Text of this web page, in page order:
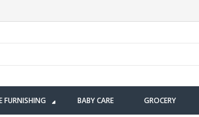
FURNISHING BABY CARE GROCERY